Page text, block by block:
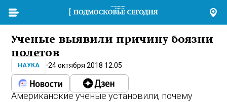
Ученые выявили причину боязни
полетов
НАУКА 24 октября 2018 12:05
Американские ученые установили, почему